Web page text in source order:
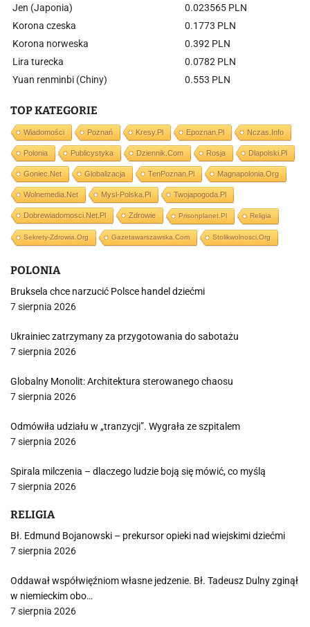
Jen (Japonia)
0.023565 PLN
Korona czeska
0.1773 PLN
Korona norweska
0.392 PLN
Lira turecka
0.0782 PLN
Yuan renminbi (Chiny)
0.553 PLN
TOP KATEGORIE
Wiadomości Poznań Kresy.pl Epoznan.pl Nczas.info
Polonia Publicystyka Dziennik.com Rosja Dlapolski.pl
Goniec.net Globalizacja TenPoznan.pl Magnapolonia.org
Wolnemedia.net Mysl-Polska.pl Twojapogoda.pl
Dobrewiadomosci.net.pl Zdrowie Prisonplanet.pl Religia
Sekrety-Zdrowia.org Gazetawarszawska.com Stolikwolnosci.org
POLONIA
Bruksela chce narzucić Polsce handel dziećmi
7 sierpnia 2026
Ukrainiec zatrzymany za przygotowania do sabotażu
7 sierpnia 2026
Globalny Monolit: Architektura sterowanego chaosu
7 sierpnia 2026
Odmówiła udziału w „tranzycji”. Wygrała ze szpitalem
7 sierpnia 2026
Spirala milczenia – dlaczego ludzie boją się mówić, co myślą
7 sierpnia 2026
RELIGIA
Bł. Edmund Bojanowski – prekursor opieki nad wiejskimi dziećmi
7 sierpnia 2026
Oddawał współwięźniom własne jedzenie. Bł. Tadeusz Dulny zginął
w niemieckim obo…
7 sierpnia 2026